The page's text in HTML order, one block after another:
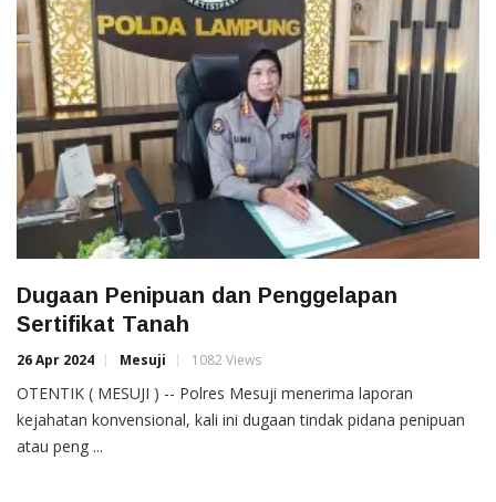
Dugaan Penipuan dan Penggelapan
Sertifikat Tanah
26 Apr 2024 Mesuji 1082 Views
OTENTIK ( MESUJI ) -- Polres Mesuji menerima laporan
kejahatan konvensional, kali ini dugaan tindak pidana penipuan
atau peng ...